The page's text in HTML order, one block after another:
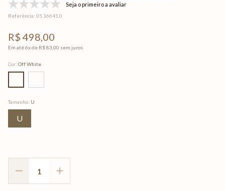
Seja o primeiro a avaliar
Referência: 05.16641.0
R$ 498,00
Em até6x de R$83 00 sem juros
Cor: Off White
Tamanho: U
U